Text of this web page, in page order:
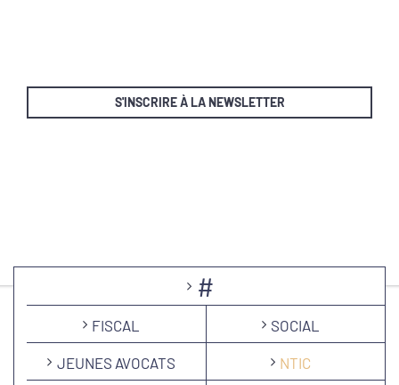
S'INSCRIRE À LA NEWSLETTER
#
FISCAL SOCIAL
JEUNES AVOCATS NTIC